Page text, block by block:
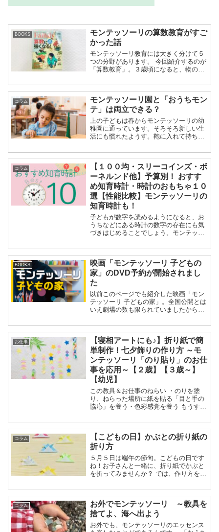
BOOKS
モンテッソーリの算数教育がすご
かった話
モンテッソーリ教育には大きく分けて５
つの分野があります。 今回紹介するのが
「算数教育」。３歳頃になると、物の多
詞への興味が出てきます。これが数の敏
感期。モンテッソーリ関連の書籍では、
次のように解説...
コラム
モンテッソーリ園と「おうちモン
テ」は両立できる？
上の子どもは春からモンテッソーリの幼
稚園に通っています。そろそろ新しい生
活にも慣れたようす。鞄に入れて持ち帰
い刺しのお仕事で作ったものを見るの
が、母の小さな楽しみになっています。
屋外でもたくさん...
コラム
【１００均・スリーコインズ・ボ
ーネルンド他】予算別！ おすす
め知育時計・時計のおもちゃ１０
選【性能比較】モンテッソーリの
知育時計も！
子どもが数字を読めるようになると、お
うちなどにある時計の数字の存在にも気
づきはじめることでしょう。モンテッソ
あります）が数の敏感期とされていま
す。もちろん個人により敏感期はそれぞ
れ。数字や時計に興味を持...
BOOKS
映画「モンテッソーリ 子どもの
家」のDVD予約が開始されまし
た
以前このページでも紹介した映画「モン
テッソーリ 子どもの家」。全国公開とは
いえ劇場の数も限られていましたから、
ん。 本日、こちらのDVDが発売されたそ
う。提示の方法や子どもへの接し方...
お仕事
【寝相アートにも♪】折り紙で簡
単制作！七夕飾りの作り方 ～モ
ンテッソーリ「のり貼り」のお仕
事を応用～【２歳】【３歳～】
【幼児】
この教具＆お仕事のねらい ・のりを塗
り、ねらった場所に紙を貼る「目と手の
協応」を養う・色彩感覚を養う もうすぐ
あそびとして、モンテッソーリののり貼
りのお仕事を応用してみませんか？ はさ
みで切...
コラム
【こどもの日】かぶとの折り紙の
折り方
５月５日は端午の節句。こどもの日です
ね！お子さんと一緒に、折り紙でかぶと
を折ってみませんか？ では、作り方を見
みよう １．折り紙を半分にして三角に折
る 裏面を上にして置く。 ...
コラム
お外でモンテッソーリ ～教具を
捨てよ、海へ出よう
お外でも、モンテッソーリのエッセンス